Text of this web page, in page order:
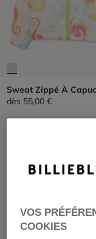
Sweat Zippé À
dès 55,00 €
VOS
COOKIES